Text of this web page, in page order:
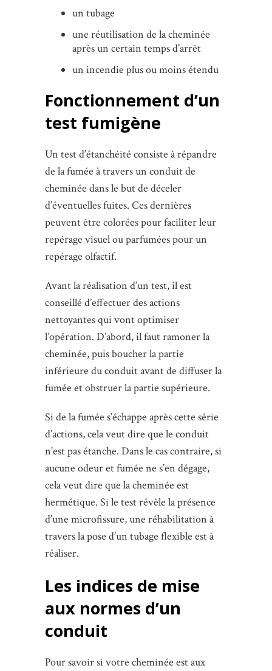
un tubage
une réutilisation de la cheminée
après un certain temps d’arrêt
un incendie plus ou moins étendu
Fonctionnement d’un
test fumigène
Un test d’étanchéité consiste à répandre
de la fumée à travers un conduit de
cheminée dans le but de déceler
d’éventuelles fuites. Ces dernières
peuvent être colorées pour faciliter leur
repérage visuel ou parfumées pour un
repérage olfactif.
Avant la réalisation d’un test, il est
conseillé d’effectuer des actions
nettoyantes qui vont optimiser
l’opération. D’abord, il faut ramoner la
cheminée, puis boucher la partie
inférieure du conduit avant de diffuser la
fumée et obstruer la partie supérieure.
Si de la fumée s’échappe après cette série
d’actions, cela veut dire que le conduit
n’est pas étanche. Dans le cas contraire, si
aucune odeur et fumée ne s’en dégage,
cela veut dire que la cheminée est
hermétique. Si le test révèle la présence
d’une microfissure, une réhabilitation à
travers la pose d’un tubage flexible est à
réaliser.
Les indices de mise
aux normes d’un
conduit
Pour savoir si votre cheminée est aux